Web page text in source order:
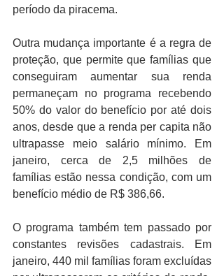
período da piracema.
Outra mudança importante é a regra de
proteção, que permite que famílias que
conseguiram aumentar sua renda
permaneçam no programa recebendo
50% do valor do benefício por até dois
anos, desde que a renda per capita não
ultrapasse meio salário mínimo. Em
janeiro, cerca de 2,5 milhões de
famílias estão nessa condição, com um
benefício médio de R$ 386,66.
O programa também tem passado por
constantes revisões cadastrais. Em
janeiro, 440 mil famílias foram excluídas